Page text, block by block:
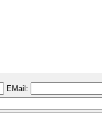
EMail: